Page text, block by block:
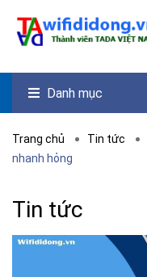
Danh mục
Trang chủ Tin tức
nhanh hỏng
Tin tức